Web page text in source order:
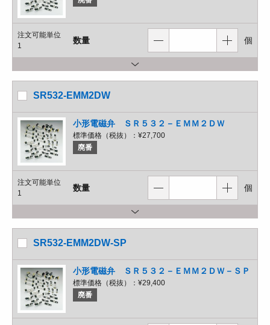
注文可能単位
1
数量 個
SR532-EMM2DW
小形電磁弁 ＳＲ５３２－ＥＭＭ２ＤＷ
標準価格（税抜）： ¥27,700
廃番
注文可能単位
1
数量 個
SR532-EMM2DW-SP
小形電磁弁 ＳＲ５３２－ＥＭＭ２ＤＷ－ＳＰ
標準価格（税抜）： ¥29,400
廃番